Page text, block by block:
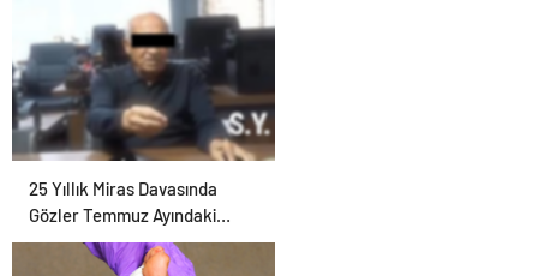
25 Yıllık Miras Davasında
Gözler Temmuz Ayındaki
Karar Duruşmasına Çevrildi